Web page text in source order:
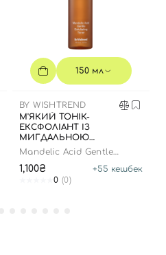
150 мл
BY WISHTREND
М'ЯКИЙ ТОНІК-
ЕКСФОЛІАНТ ІЗ
МИГДАЛЬНОЮ
КИСЛОТОЮ, 150 МЛ
Mandelic Acid Gentle
1,100₴ +55 кешбек
0 (0)